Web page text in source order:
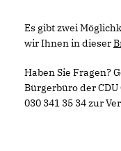
Es gibt zwei
wir Ihnen in dieser
Haben Sie Fragen?
Bürgerbüro der
030 341 35 34 zur